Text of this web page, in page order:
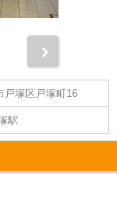
戸塚区戸塚町16
駅